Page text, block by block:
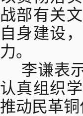
战部有关
自身建设
力。
李谦表
认真组织
推动民革